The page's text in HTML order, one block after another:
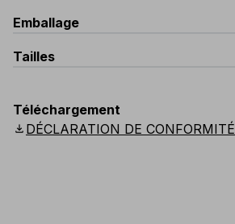
Emballage
Tailles
Téléchargement
download DÉCLARATION DE CONFORMITÉ